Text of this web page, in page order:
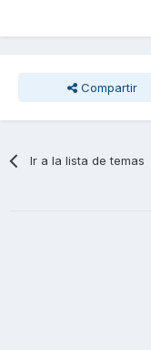
Compartir
Ir a la lista de temas